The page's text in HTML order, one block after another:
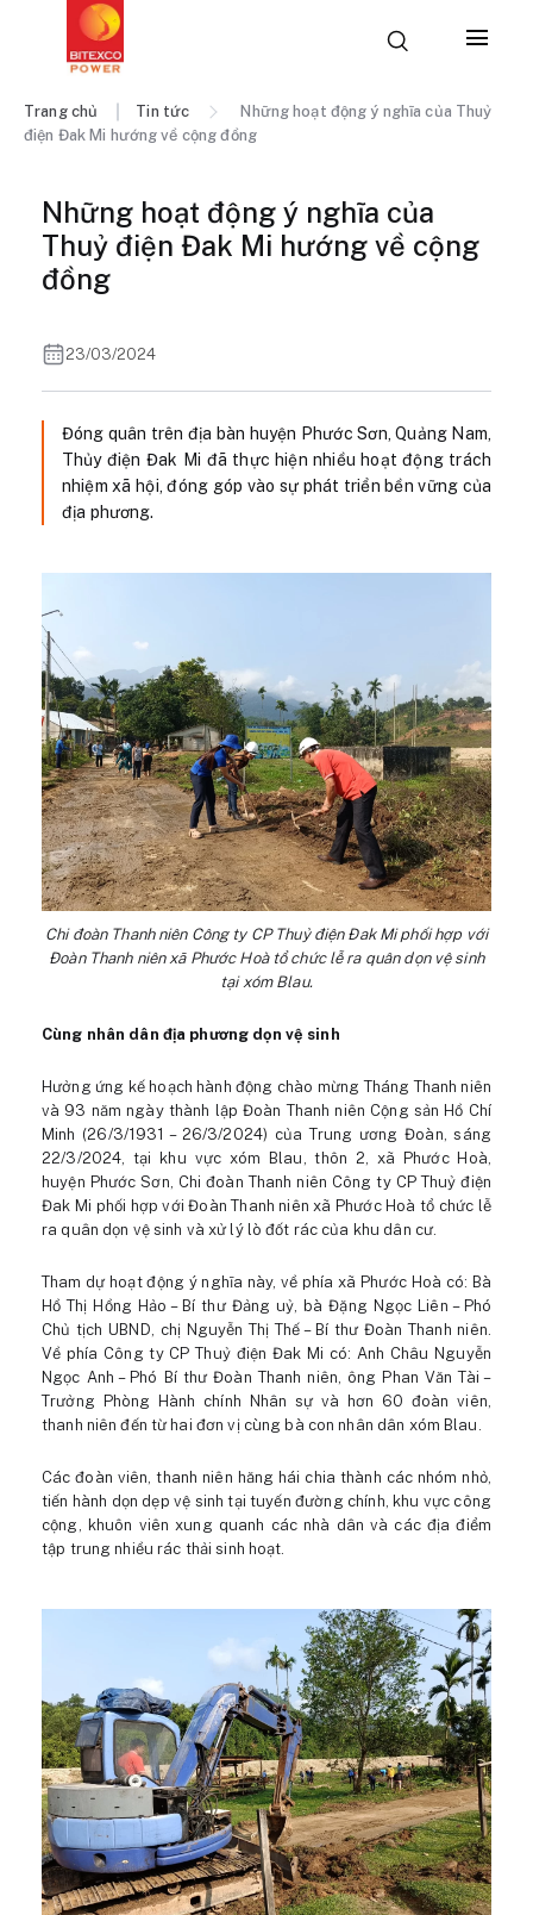
Trang chủ Tin tức
Những hoạt động ý nghĩa của Thuỷ
điện Đak Mi hướng về cộng đồng
Những hoạt động ý nghĩa của
Thuỷ điện Đak Mi hướng về cộng
đồng
23/03/2024
Đóng quân trên địa bàn huyện Phước Sơn, Quảng Nam,
Thủy điện Đak Mi đã thực hiện nhiều hoạt động trách
nhiệm xã hội, đóng góp vào sự phát triển bền vững của
địa phương.
Chi đoàn Thanh niên Công ty CP Thuỷ điện Đak Mi phối hợp với
Đoàn Thanh niên xã Phước Hoà tổ chức lễ ra quân dọn vệ sinh
tại xóm Blau.
Cùng nhân dân địa phương dọn vệ sinh
Hưởng ứng kế hoạch hành động chào mừng Tháng Thanh niên
và 93 năm ngày thành lập Đoàn Thanh niên Cộng sản Hồ Chí
Minh (26/3/1931 – 26/3/2024) của Trung ương Đoàn, sáng
22/3/2024, tại khu vực xóm Blau, thôn 2, xã Phước Hoà,
huyện Phước Sơn, Chi đoàn Thanh niên Công ty CP Thuỷ điện
Đak Mi phối hợp với Đoàn Thanh niên xã Phước Hoà tổ chức lễ
ra quân dọn vệ sinh và xử lý lò đốt rác của khu dân cư.
Tham dự hoạt động ý nghĩa này, về phía xã Phước Hoà có: Bà
Hồ Thị Hồng Hảo – Bí thư Đảng uỷ, bà Đặng Ngọc Liên – Phó
Chủ tịch UBND, chị Nguyễn Thị Thế – Bí thư Đoàn Thanh niên.
Về phía Công ty CP Thuỷ điện Đak Mi có: Anh Châu Nguyễn
Ngọc Anh – Phó Bí thư Đoàn Thanh niên, ông Phan Văn Tài –
Trưởng Phòng Hành chính Nhân sự và hơn 60 đoàn viên,
thanh niên đến từ hai đơn vị cùng bà con nhân dân xóm Blau.
Các đoàn viên, thanh niên hăng hái chia thành các nhóm nhỏ,
tiến hành dọn dẹp vệ sinh tại tuyến đường chính, khu vực công
cộng, khuôn viên xung quanh các nhà dân và các địa điểm
tập trung nhiều rác thải sinh hoạt.